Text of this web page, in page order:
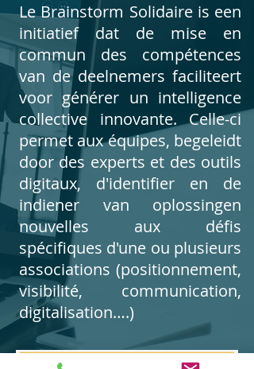
Le Brainstorm Solidaire is een
initiatief dat de mise en
commun des compétences
van de deelnemers faciliteert
voor générer un intelligence
collective innovante. Celle-ci
permet aux équipes, begeleidt
door des experts et des outils
digitaux, d'identifier en de
indiener van oplossingen
nouvelles aux défis
spécifiques d'une ou plusieurs
associations (positionnement,
visibilité, communication,
digitalisation….)